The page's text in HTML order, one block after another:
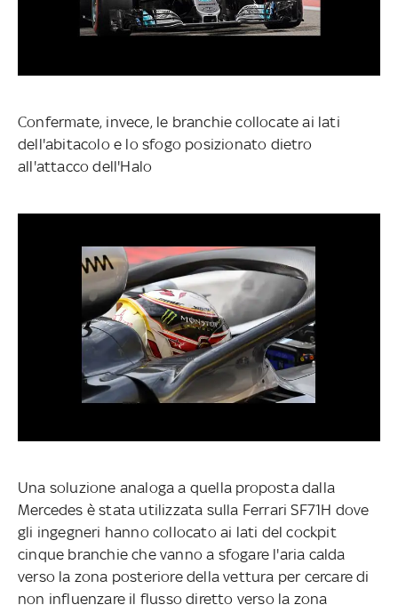
Confermate, invece, le branchie collocate ai lati
dell'abitacolo e lo sfogo posizionato dietro
all'attacco dell'Halo
Una soluzione analoga a quella proposta dalla
Mercedes è stata utilizzata sulla Ferrari SF71H dove
gli ingegneri hanno collocato ai lati del cockpit
cinque branchie che vanno a sfogare l'aria calda
verso la zona posteriore della vettura per cercare di
non influenzare il flusso diretto verso la zona